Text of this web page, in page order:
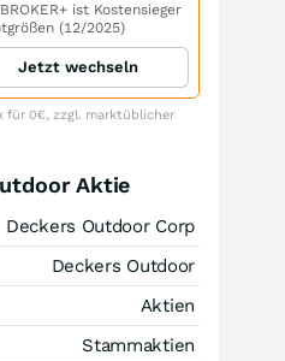
ist Kostensieger
(12/2025)
Jetzt wechseln
für 0€, zzgl. marktüblicher
Aktie
Deckers Outdoor Corp
Deckers Outdoor
Aktien
Stammaktien